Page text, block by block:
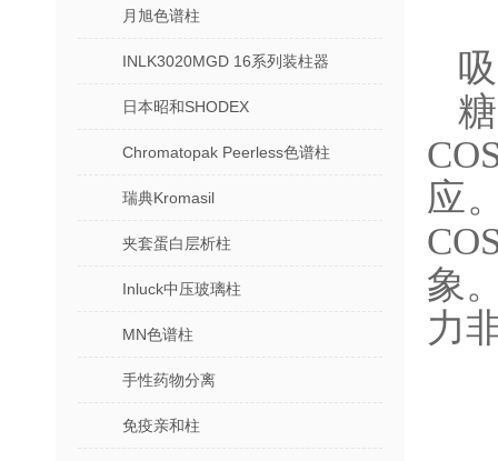
月旭色谱柱
INLK3020MGD 16系列装柱器
日本昭和SHODEX
Chromatopak Peerless色谱柱
瑞典Kromasil
夹套蛋白层析柱
Inluck中压玻璃柱
MN色谱柱
手性药物分离
免疫亲和柱
应
象
力